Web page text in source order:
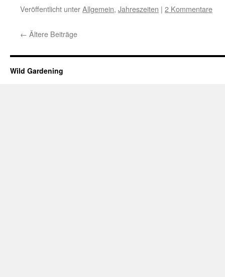
Veröffentlicht unterAllgemein, Jahreszeiten | 2 Kommentare
← Ältere Beiträge
Wild Gardening